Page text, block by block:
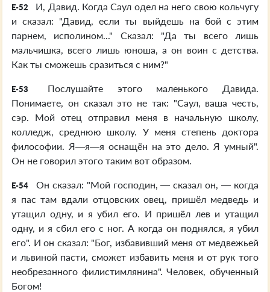
E-52
И, Давид. Когда Саул одел на него свою кольчугу
и сказал: "Давид, если ты выйдешь на бой с этим
парнем, исполином..." Сказал: "Да ты всего лишь
мальчишка, всего лишь юноша, а он воин с детства.
Как ты сможешь сразиться с ним?"
E-53
Послушайте этого маленького Давида.
Понимаете, он сказал это не так: "Саул, ваша честь,
сэр. Мой отец отправил меня в начальную школу,
колледж, среднюю школу. У меня степень доктора
философии. Я—я—я оснащён на это дело. Я умный".
Он не говорил этого таким вот образом.
E-54
Он сказал: "Мой господин, — сказал он, — когда
я пас там вдали отцовских овец, пришёл медведь и
утащил одну, и я убил его. И пришёл лев и утащил
одну, и я сбил его с ног. А когда он поднялся, я убил
его". И он сказал: "Бог, избавивший меня от медвежьей
и львиной пасти, сможет избавить меня и от рук того
необрезанного филистимлянина". Человек, обученный
Богом!